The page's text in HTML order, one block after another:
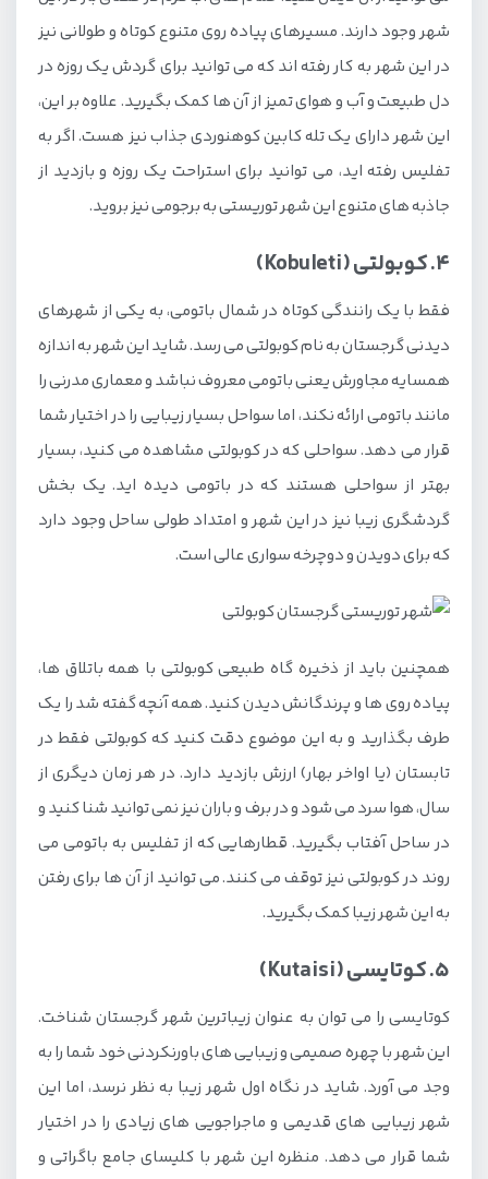
شهر وجود دارند. مسیرهای پیاده روی متنوع کوتاه و طولانی نیز
در این شهر به کار رفته اند که می توانید برای گردش یک روزه در
دل طبیعت و آب و هوای تمیز از آن ها کمک بگیرید. علاوه بر این،
این شهر دارای یک تله کابین کوهنوردی جذاب نیز هست. اگر به
تفلیس رفته اید، می توانید برای استراحت یک روزه و بازدید از
جاذبه های متنوع این شهر توریستی به برجومی نیز بروید.
4. کوبولتی (Kobuleti)
فقط با یک رانندگی کوتاه در شمال باتومی، به یکی از شهرهای
دیدنی گرجستان به نام کوبولتی می رسد. شاید این شهر به اندازه
همسایه مجاورش یعنی باتومی معروف نباشد و معماری مدرنی را
مانند باتومی ارائه نکند، اما سواحل بسیار زیبایی را در اختیار شما
قرار می دهد. سواحلی که در کوبولتی مشاهده می کنید، بسیار
بهتر از سواحلی هستند که در باتومی دیده اید. یک بخش
گردشگری زیبا نیز در این شهر و امتداد طولی ساحل وجود دارد
که برای دویدن و دوچرخه سواری عالی است.
همچنین باید از ذخیره گاه طبیعی کوبولتی با همه باتلاق ها،
پیاده روی ها و پرندگانش دیدن کنید. همه آنچه گفته شد را یک
طرف بگذارید و به این موضوع دقت کنید که کوبولتی فقط در
تابستان (یا اواخر بهار) ارزش بازدید دارد. در هر زمان دیگری از
سال، هوا سرد می شود و در برف و باران نیز نمی توانید شنا کنید و
در ساحل آفتاب بگیرید. قطارهایی که از تفلیس به باتومی می
روند در کوبولتی نیز توقف می کنند. می توانید از آن ها برای رفتن
به این شهر زیبا کمک بگیرید.
5. کوتایسی (Kutaisi)
کوتایسی را می توان به عنوان زیباترین شهر گرجستان شناخت.
این شهر با چهره صمیمی و زیبایی های باورنکردنی خود شما را به
وجد می آورد. شاید در نگاه اول شهر زیبا به نظر نرسد، اما این
شهر زیبایی های قدیمی و ماجراجویی های زیادی را در اختیار
شما قرار می دهد. منظره این شهر با کلیسای جامع باگراتی و